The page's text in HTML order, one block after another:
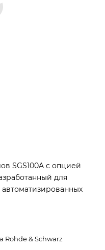
SGS100A с опцией
для
Rohde & Schwarz